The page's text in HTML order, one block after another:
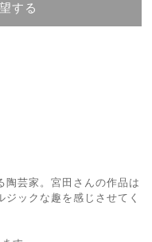
する
陶芸家。宮田さんの作品は
ックな趣を感じさせてく